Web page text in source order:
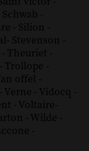
Schwab -
- Silion -
- Stevenson -
- Theuriet -
- Trollope -
offel -
- Verne - Vidocq -
- Voltaire-
- Wilde -
-